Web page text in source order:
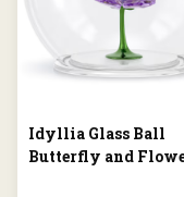
Idyllia Glass Ball
Butterfly and